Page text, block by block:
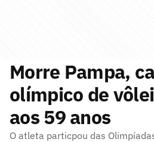
Morre Pampa,
olímpico de
aos 59 anos
O atleta particpou das